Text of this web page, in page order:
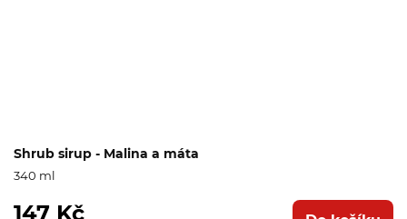
Shrub sirup - Malina a máta
340 ml
147 Kč